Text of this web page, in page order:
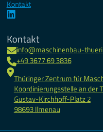
Kontakt
Kontakt
info@maschinenbau-
+49 3677 69 3836
Thüringer Zentrum für
Koordinierungsstelle an der
Gustav-Kirchhoff-Platz 2
98693 Ilmenau